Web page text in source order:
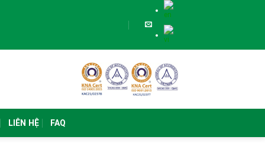
LIÊN HỆ FAQ